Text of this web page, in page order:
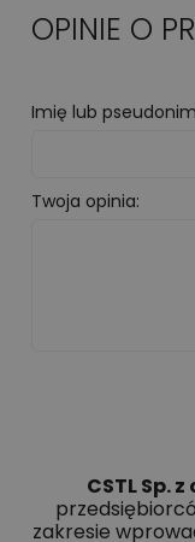
OPINIE O
Imię lub
Twoja opinia:
CSTL Sp. z
zakresie